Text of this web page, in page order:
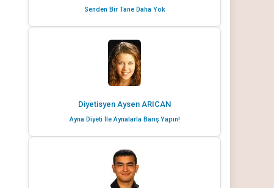
Senden Bir Tane Daha Yok
Diyetisyen Aysen ARICAN
Ayna Diyeti İle Aynalarla Barış Yapın!